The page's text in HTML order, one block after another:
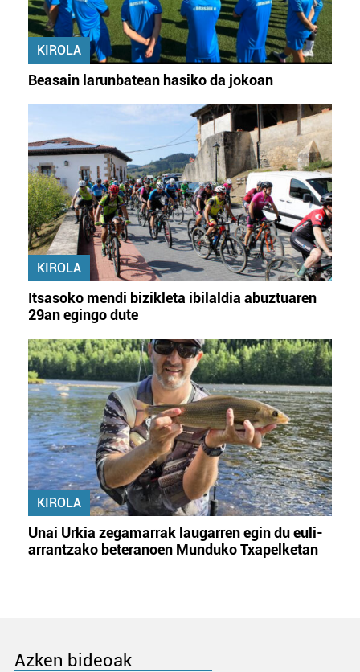
KIROLA
Beasain larunbatean hasiko da jokoan
KIROLA
Itsasoko mendi bizikleta ibilaldia abuztuaren
29an egingo dute
KIROLA
Unai Urkia zegamarrak laugarren egin du euli-
arrantzako beteranoen Munduko Txapelketan
Azken bideoak